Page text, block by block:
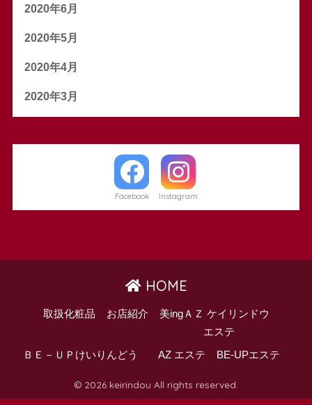
2020年6月
2020年5月
2020年4月
2020年3月
Facebook Instagram
HOME
取扱化粧品 お店紹介 美ingＡＺ ケイリンドウ
ＢＥ－ＵＰけいりんどう
エステ
AZ エステ BE-UPエステ
© 2026 keirindou All rights reserved.